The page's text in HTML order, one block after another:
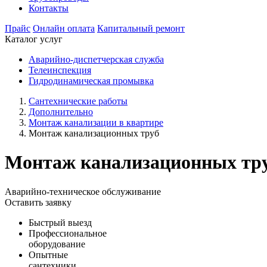
Контакты
Прайс Онлайн оплата Капитальный ремонт
Каталог услуг
Аварийно-диспетчерская служба
Телеинспекция
Гидродинамическая промывка
Сантехнические работы
Дополнительно
Монтаж канализации в квартире
Монтаж канализационных труб
Монтаж канализационных
Аварийно-техническое обслуживание
Оставить заявку
Быстрый выезд
Профессиональное
оборудование
Опытные